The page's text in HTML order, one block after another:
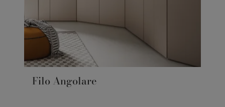
Filo Angolare